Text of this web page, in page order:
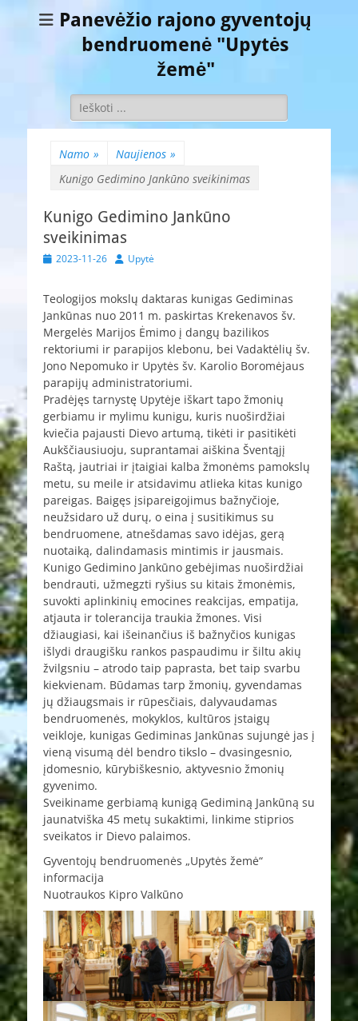
Panevėžio rajono gyventojų
bendruomenė "Upytės
žemė"
Ieškoti:
Namo » Naujienos »
Kunigo Gedimino Jankūno sveikinimas
Kunigo Gedimino Jankūno
sveikinimas
Paskelbta
2023-11-26 Autorius
Upytė
Teologijos mokslų daktaras kunigas Gediminas
Jankūnas nuo 2011 m. paskirtas Krekenavos šv.
Mergelės Marijos Ėmimo į dangų bazilikos
rektoriumi ir parapijos klebonu, bei Vadaktėlių šv.
Jono Nepomuko ir Upytės šv. Karolio Boromėjaus
parapijų administratoriumi.
Pradėjęs tarnystę Upytėje iškart tapo žmonių
gerbiamu ir mylimu kunigu, kuris nuoširdžiai
kviečia pajausti Dievo artumą, tikėti ir pasitikėti
Aukščiausiuoju, suprantamai aiškina Šventąjį
Raštą, jautriai ir įtaigiai kalba žmonėms pamokslų
metu, su meile ir atsidavimu atlieka kitas kunigo
pareigas. Baigęs įsipareigojimus bažnyčioje,
neužsidaro už durų, o eina į susitikimus su
bendruomene, atnešdamas savo idėjas, gerą
nuotaiką, dalindamasis mintimis ir jausmais.
Kunigo Gedimino Jankūno gebėjimas nuoširdžiai
bendrauti, užmegzti ryšius su kitais žmonėmis,
suvokti aplinkinių emocines reakcijas, empatija,
atjauta ir tolerancija traukia žmones. Visi
džiaugiasi, kai išeinančius iš bažnyčios kunigas
išlydi draugišku rankos paspaudimu ir šiltu akių
žvilgsniu – atrodo taip paprasta, bet taip svarbu
kiekvienam. Būdamas tarp žmonių, gyvendamas
jų džiaugsmais ir rūpesčiais, dalyvaudamas
bendruomenės, mokyklos, kultūros įstaigų
veikloje, kunigas Gediminas Jankūnas sujungė jas į
vieną visumą dėl bendro tikslo – dvasingesnio,
įdomesnio, kūrybiškesnio, aktyvesnio žmonių
gyvenimo.
Sveikiname gerbiamą kunigą Gediminą Jankūną su
jaunatviška 45 metų sukaktimi, linkime stiprios
sveikatos ir Dievo palaimos.
Gyventojų bendruomenės „Upytės žemė“
informacija
Nuotraukos Kipro Valkūno